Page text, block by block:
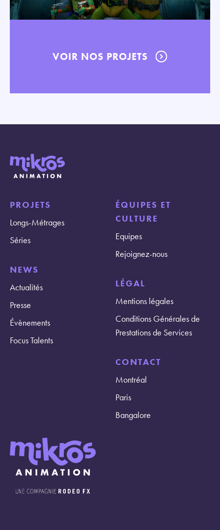
VOIR NOS PROJETS
PROJETS
Longs-Métrages
Séries
NEWS
Actualités
Presse
Évènements
Focus Talents
ÉQUIPES ET
CULTURE
Equipes
Rejoignez-nous
LÉGAL
Mentions légales
Conditions Générales de
Prestations de Services
CONTACT
Montréal
Paris
Bangalore